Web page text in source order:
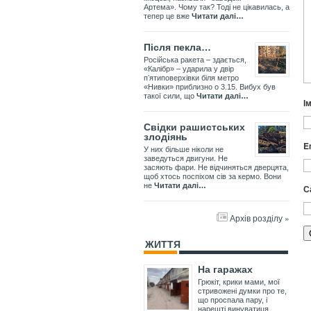
Артема». Чому так? Тоді не цікавилась, а
тепер це вже Читати далі…
Після пекла…
Російська ракета – здається,
«Калібр» – ударила у двір
пʼятиповерхівки біля метро
«Нивки» приблизно о 3.15. Вибух був
такої сили, що Читати далі…
Свідки рашистських
злодіянь
У них більше ніколи не
заведуться двигуни. Не
засяють фари. Не відчиняться дверцята,
щоб хтось поспіхом сів за кермо. Вони
не Читати далі…
Архів розділу »
ЖИТТЯ
На гаражах
Грюкіт, крики мами, мої
стривожені думки про те,
що проспала пару, і
нарешті винуватиця